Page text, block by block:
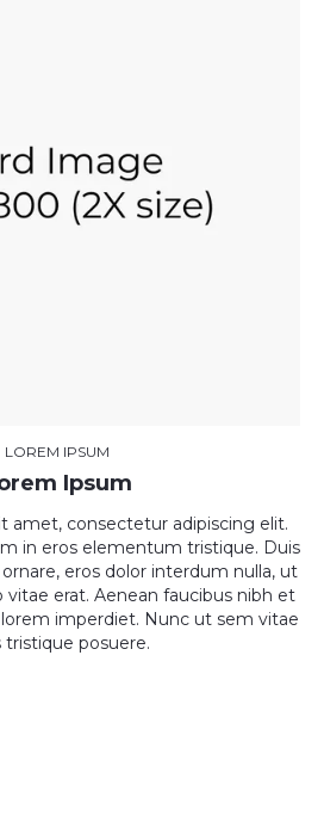
LOREM IPSUM
Ipsum
amet, consectetur adipiscing elit.
in eros elementum tristique. Duis
eros dolor interdum nulla, ut
erat. Aenean faucibus nibh et
imperdiet. Nunc ut sem vitae
tristique posuere.